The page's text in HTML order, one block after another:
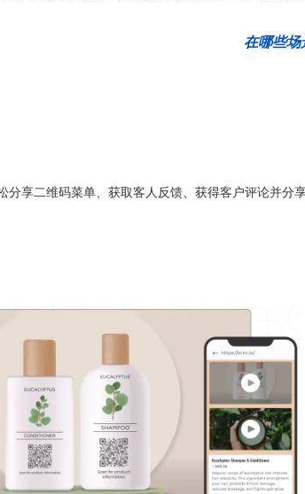
在哪些场
分享二维码菜单、获取客人反馈、获得客户评论并分